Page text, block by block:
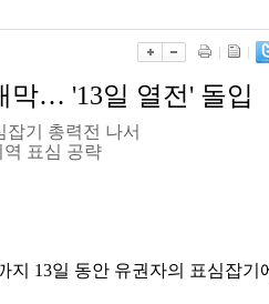
막… '13일 열전' 돌입
잡기 총력전 나서
역 표심 공략
지 13일 동안 유권자의 표심잡기